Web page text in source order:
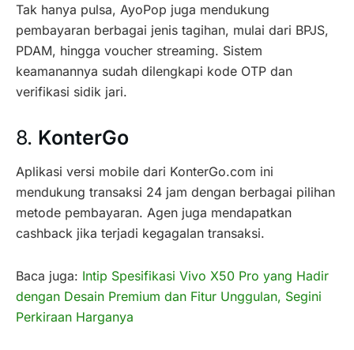
Tak hanya pulsa, AyoPop juga mendukung
pembayaran berbagai jenis tagihan, mulai dari BPJS,
PDAM, hingga voucher streaming. Sistem
keamanannya sudah dilengkapi kode OTP dan
verifikasi sidik jari.
8. KonterGo
Aplikasi versi mobile dari KonterGo.com ini
mendukung transaksi 24 jam dengan berbagai pilihan
metode pembayaran. Agen juga mendapatkan
cashback jika terjadi kegagalan transaksi.
Baca juga: Intip Spesifikasi Vivo X50 Pro yang Hadir
dengan Desain Premium dan Fitur Unggulan, Segini
Perkiraan Harganya